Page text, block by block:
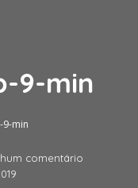
9-min
min
comentário